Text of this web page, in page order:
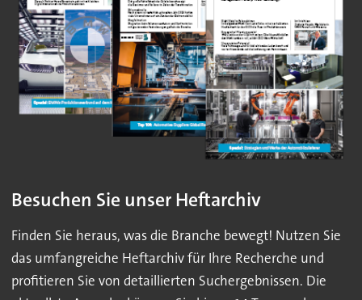
Besuchen Sie unser Heftarchiv
Finden Sie heraus, was die Branche bewegt! Nutzen Sie
das umfangreiche Heftarchiv für Ihre Recherche und
profitieren Sie von detaillierten Suchergebnissen. Die